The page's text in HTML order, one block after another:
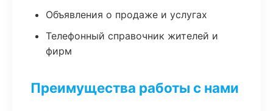
Объявления о продаже и услугах
Телефонный справочник жителей и
фирм
Преимущества работы с нами